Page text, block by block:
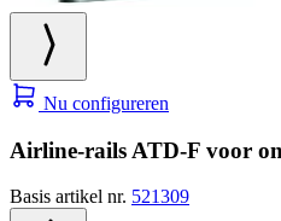
Nu configureren
Airline-rails ATD-F voor
Basis artikel nr. 521309